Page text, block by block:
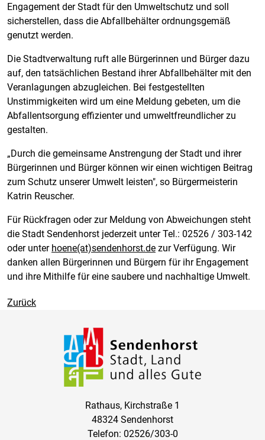
Engagement der Stadt für den Umweltschutz und soll
sicherstellen, dass die Abfallbehälter ordnungsgemäß
genutzt werden.
Die Stadtverwaltung ruft alle Bürgerinnen und Bürger dazu
auf, den tatsächlichen Bestand ihrer Abfallbehälter mit den
Veranlagungen abzugleichen. Bei festgestellten
Unstimmigkeiten wird um eine Meldung gebeten, um die
Abfallentsorgung effizienter und umweltfreundlicher zu
gestalten.
„Durch die gemeinsame Anstrengung der Stadt und ihrer
Bürgerinnen und Bürger können wir einen wichtigen Beitrag
zum Schutz unserer Umwelt leisten", so Bürgermeisterin
Katrin Reuscher.
Für Rückfragen oder zur Meldung von Abweichungen steht
die Stadt Sendenhorst jederzeit unter Tel.: 02526 / 303-142
oder unter hoene(at)sendenhorst.de zur Verfügung. Wir
danken allen Bürgerinnen und Bürgern für ihr Engagement
und ihre Mithilfe für eine saubere und nachhaltige Umwelt.
Zurück
Rathaus, Kirchstraße 1
48324 Sendenhorst
Telefon: 02526/303-0